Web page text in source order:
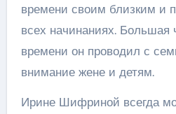
времени своим близким и
всех начинаниях. Большая
времени он проводил с
внимание жене и детям.
Ирине Шифриной всегда